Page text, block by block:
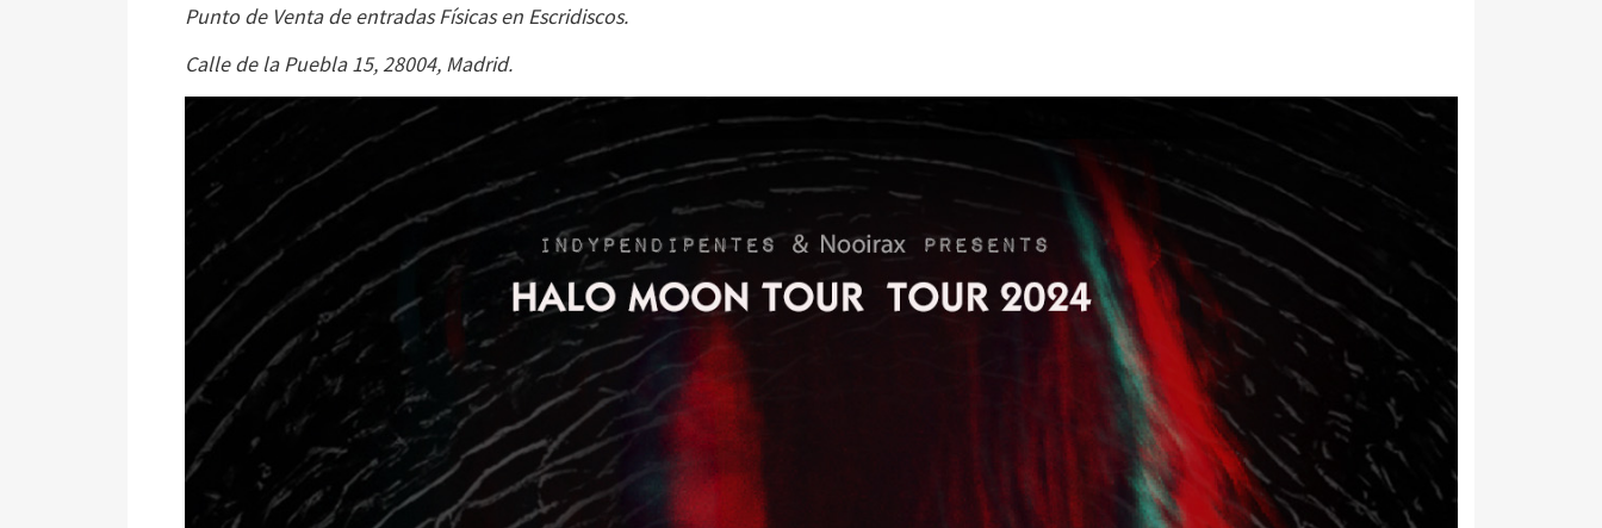
Punto de Venta de entradas Físicas en Escridiscos.
Calle de la Puebla 15, 28004, Madrid.